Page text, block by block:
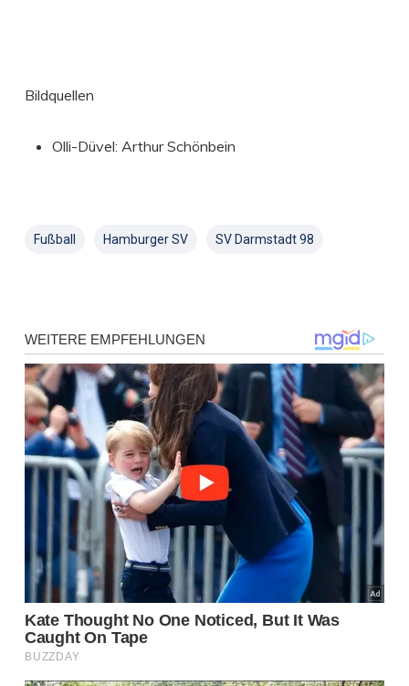
Bildquellen
Olli-Düvel: Arthur Schönbein
Fußball Hamburger SV SV Darmstadt 98